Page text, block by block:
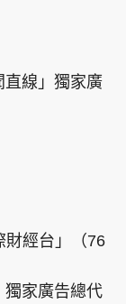
直線」獨家廣
財經台」（76
獨家廣告總代